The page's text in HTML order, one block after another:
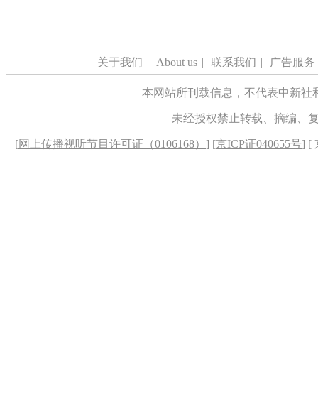
关于我们 | About us | 联系我们 | 广告服务
本网站所刊载信息，不代表中新
未经授权禁止转载、摘编、
[网上传播视听节目许可证（0106168） ] [京ICP证040655号] [